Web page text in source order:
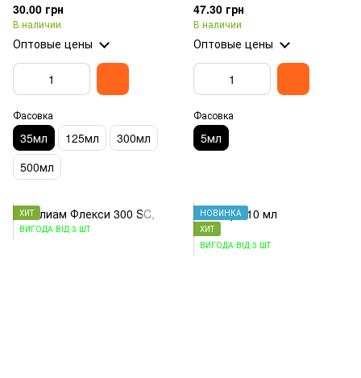
30.00 грн
В наличии
Оптовые цены
Фасовка
35мл 125мл
300мл
500мл
47.30 грн
В наличии
Оптовые цены
Фасовка
5мл
ХИТ
ВИГОДА ВІД 3 ШТ
НОВИНКА
ХИТ
ВИГОДА ВІД 3 ШТ